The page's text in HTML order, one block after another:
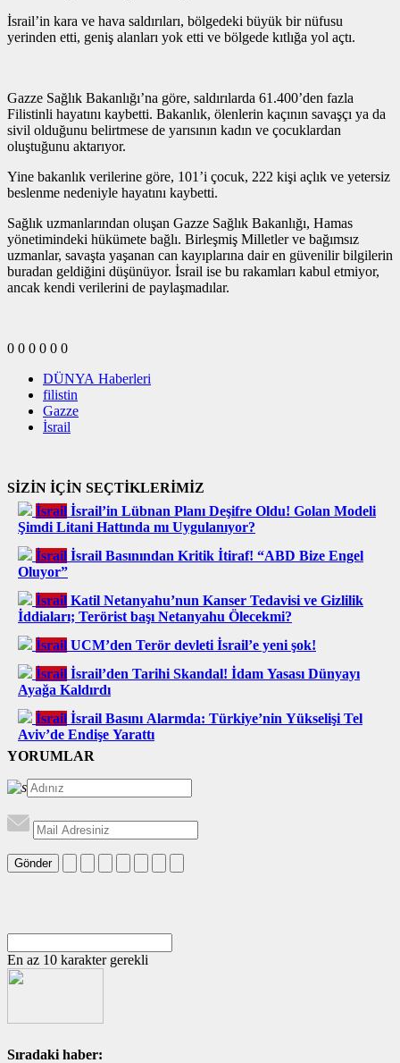
İsrail’in kara ve hava saldırıları, bölgedeki büyük bir nüfusu
yerinden etti, geniş alanları yok etti ve bölgede kıtlığa yol açtı.
Gazze Sağlık Bakanlığı’na göre, saldırılarda 61.400’den fazla
Filistinli hayatını kaybetti. Bakanlık, ölenlerin kaçının savaşçı ya da
sivil olduğunu belirtmese de yarısının kadın ve çocuklardan
oluştuğunu aktarıyor.
Yine bakanlık verilerine göre, 101’i çocuk, 222 kişi açlık ve yetersiz
beslenme nedeniyle hayatını kaybetti.
Sağlık uzmanlarından oluşan Gazze Sağlık Bakanlığı, Hamas
yönetimindeki hükümete bağlı. Birleşmiş Milletler ve bağımsız
uzmanlar, savaşta yaşanan can kayıplarına dair en güvenilir bilgilerin
buradan geldiğini düşünüyor. İsrail ise bu rakamları kabul etmiyor,
ancak kendi verilerini de paylaşmadılar.
0 0 0 0 0 0
DÜNYA Haberleri
filistin
Gazze
İsrail
SİZİN İÇİN SEÇTİKLERİMİZ
İsrail İsrail’in Lübnan Planı Deşifre Oldu! Golan Modeli
Şimdi Litani Hattında mı Uygulanıyor?
İsrail İsrail Basınından Kritik İtiraf! “ABD Bize Engel
Oluyor”
İsrail Katil Netanyahu’nun Kanser Tedavisi ve Gizlilik
İddiaları; Terörist başı Netanyahu Ölecekmi?
İsrail UCM’den Terör devleti İsrail’e yeni şok!
İsrail İsrail’den Tarihi Skandal! İdam Yasası Dünyayı
Ayağa Kaldırdı
İsrail İsrail Basını Alarmda: Türkiye’nin Yükselişi Tel
Aviv’de Endişe Yarattı
YORUMLAR
Gönder
En az 10 karakter gerekli
Sıradaki haber: